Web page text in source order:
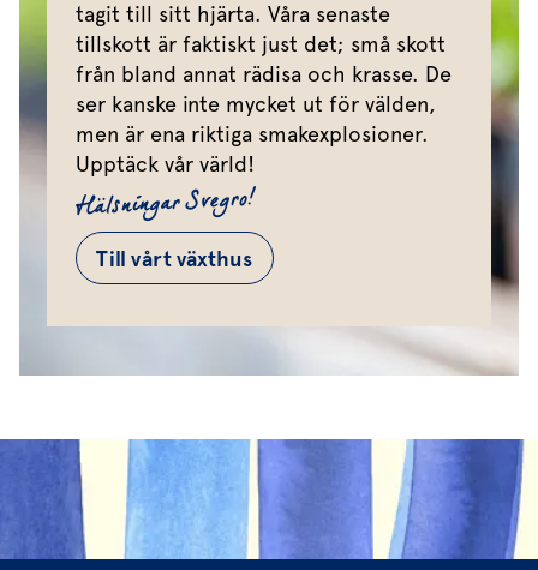
tagit till sitt hjärta. Våra senaste
tillskott är faktiskt just det; små skott
från bland annat rädisa och krasse. De
ser kanske inte mycket ut för välden,
men är ena riktiga smakexplosioner.
Upptäck vår värld!
Hälsningar Svegro!
Till vårt växthus